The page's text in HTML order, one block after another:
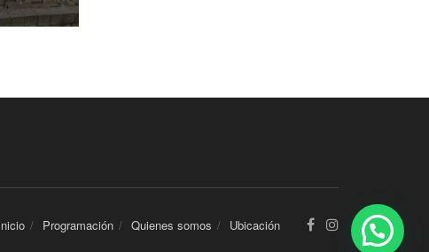
Programación Quienes somos Ubicación